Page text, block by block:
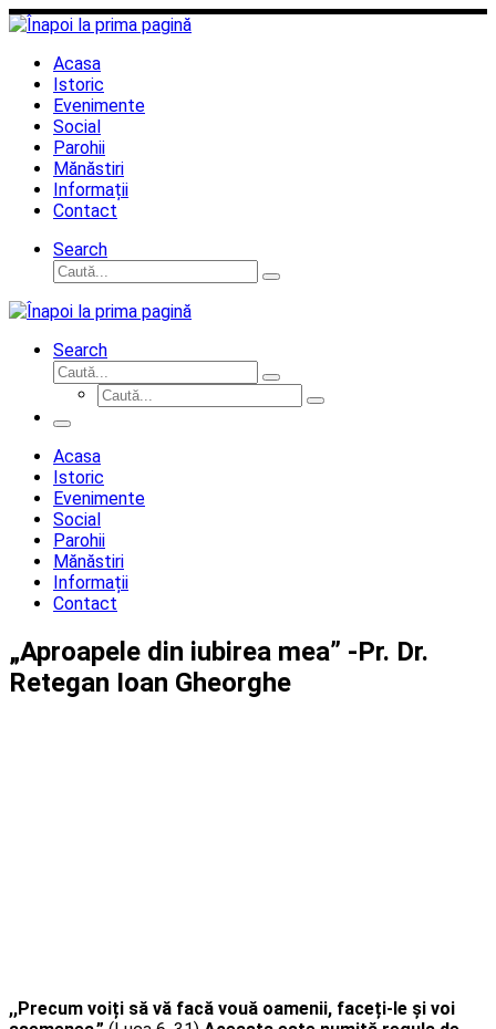
Sari
la
conținutAcasa
Istoric
Evenimente
Social
Parohii
Mănăstiri
Informații
Contact
Search
Căutare
Caută...
Search
Căutare
Caută...
Căutare
Caută...
Meniu
Acasa
Istoric
Evenimente
Social
Parohii
Mănăstiri
Informații
Contact
„Aproapele din iubirea mea” -Pr. Dr.
Retegan Ioan Gheorghe
,,Precum voiți să vă facă vouă oamenii, faceți-le și voi